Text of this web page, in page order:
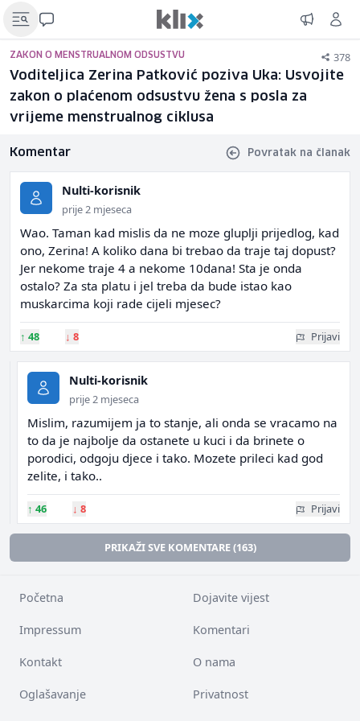
ZAKON O MENSTRUALNOM ODSUSTVU 378
Voditeljica Zerina Patković poziva Uka: Usvojite
zakon o plaćenom odsustvu žena s posla za
vrijeme menstrualnog ciklusa
Komentar Povratak na članak
Nulti-korisnik
prije 2 mjeseca
Wao. Taman kad mislis da ne moze gluplji prijedlog, kad
ono, Zerina! A koliko dana bi trebao da traje taj dopust?
Jer nekome traje 4 a nekome 10dana! Sta je onda
ostalo? Za sta platu i jel treba da bude istao kao
muskarcima koji rade cijeli mjesec?
↑ 48 ↓ 8 Prijavi
Nulti-korisnik
prije 2 mjeseca
Mislim, razumijem ja to stanje, ali onda se vracamo na
to da je najbolje da ostanete u kuci i da brinete o
porodici, odgoju djece i tako. Mozete prileci kad god
zelite, i tako..
↑ 46 ↓ 8 Prijavi
PRIKAŽI SVE KOMENTARE (163)
Početna Dojavite vijest
Impressum Komentari
Kontakt O nama
Oglašavanje Privatnost